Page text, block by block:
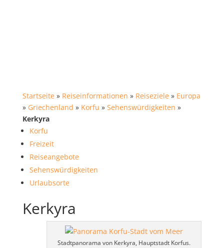
Startseite» Reiseinformationen » Reiseziele» Europa
» Griechenland » Korfu » Sehenswürdigkeiten »
Kerkyra
Korfu
Freizeit
Reiseangebote
Sehenswürdigkeiten
Urlaubsorte
Kerkyra
Stadtpanorama von Kerkyra, Hauptstadt Korfus.